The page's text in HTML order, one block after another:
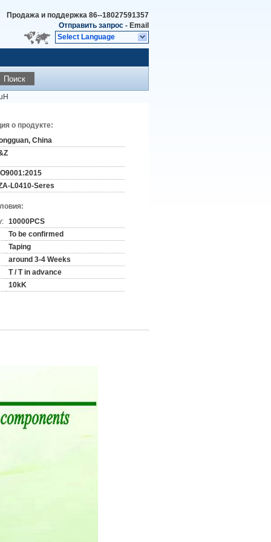
Продажа и поддержка 86--18027591357
Отправить запрос - Email
Select Language
Поиск
о продукте:
China
L0410-Seres
10000PCS
To be confirmed
Taping
around 3-4 Weeks
T / T in advance
10kK